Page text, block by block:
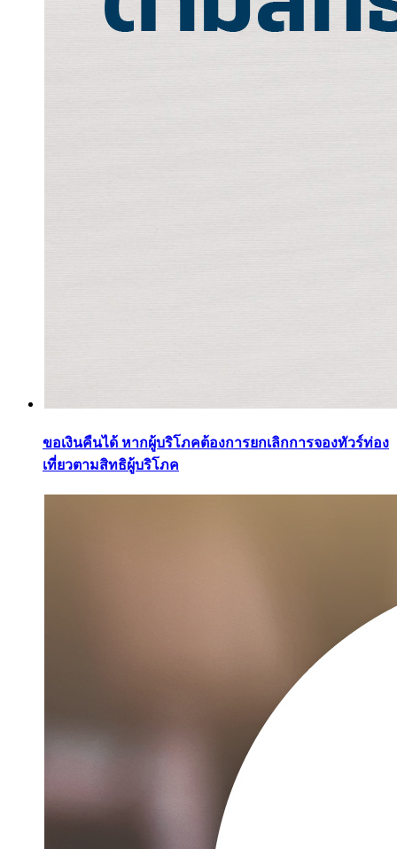
ขอเงินคืนได้ หากผู้บริโภคต้องการยกเลิกการจองทัวร์ท่อง
เที่ยวตามสิทธิผู้บริโภค